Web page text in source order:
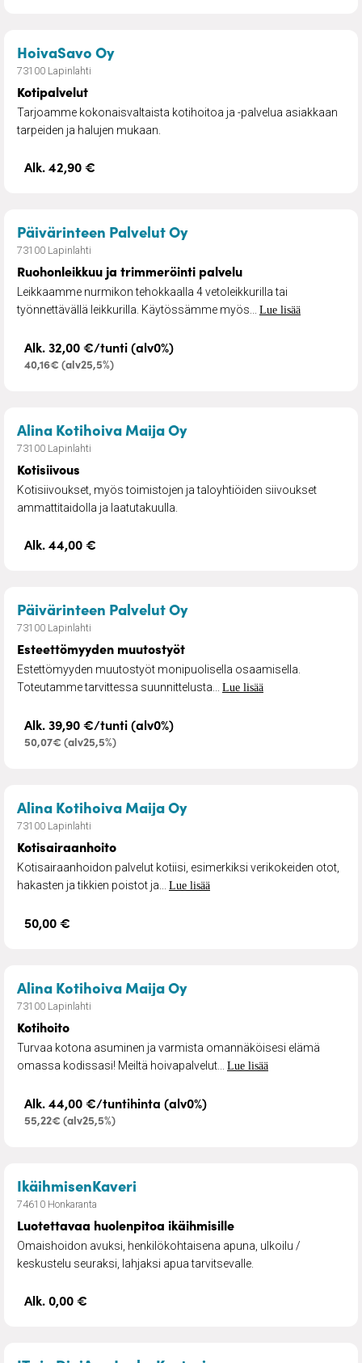
HoivaSavo Oy– Kotipalvelut
73100 Lapinlahti
Kotipalvelut
Tarjoamme kokonaisvaltaista kotihoitoa ja -palvelua asiakkaan
tarpeiden ja halujen mukaan.
Alk. 42,90 €
Päivärinteen Palvelut Oy– Ruohonleikkuu ja
73100 Lapinlahti
Ruohonleikkuu ja trimmeröinti palvelu
Leikkaamme nurmikon tehokkaalla 4 vetoleikkurilla tai
työnnettävällä leikkurilla. Käytössämme myös... Lue lisää
Alk. 32,00 €/tunti (alv0%)
40,16€ (alv25,5%)
Alina Kotihoiva Maija Oy– Kotisiivous
73100 Lapinlahti
Kotisiivous
Kotisiivoukset, myös toimistojen ja taloyhtiöiden siivoukset
ammattitaidolla ja laatutakuulla.
Alk. 44,00 €
Päivärinteen Palvelut Oy– Esteettömyyden
73100 Lapinlahti
Esteettömyyden muutostyöt
Estettömyyden muutostyöt monipuolisella osaamisella.
Toteutamme tarvittessa suunnittelusta... Lue lisää
Alk. 39,90 €/tunti (alv0%)
50,07€ (alv25,5%)
Alina Kotihoiva Maija Oy– Kotisairaanhoito
73100 Lapinlahti
Kotisairaanhoito
Kotisairaanhoidon palvelut kotiisi, esimerkiksi verikokeiden otot,
hakasten ja tikkien poistot ja... Lue lisää
50,00 €
Alina Kotihoiva Maija Oy– Kotihoito
73100 Lapinlahti
Kotihoito
Turvaa kotona asuminen ja varmista omannäköisesi elämä
omassa kodissasi! Meiltä hoivapalvelut... Lue lisää
Alk. 44,00 €/tuntihinta (alv0%)
55,22€ (alv25,5%)
IkäihmisenKaveri
74610 Honkaranta
Luotettavaa huolenpitoa ikäihmisille
Omaishoidon avuksi, henkilökohtaisena apuna, ulkoilu /
keskustelu seuraksi, lahjaksi apua tarvitsevalle.
Alk. 0,00 €